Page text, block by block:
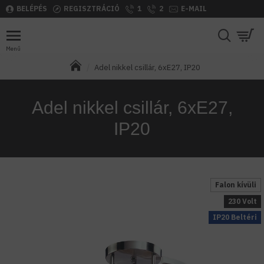
BELÉPÉS REGISZTRÁCIÓ 1 2 E-MAIL
Adel nikkel csillár, 6xE27, IP20
Adel nikkel csillár, 6xE27,
IP20
Falon kívüli
IP20 Beltéri
230 Volt